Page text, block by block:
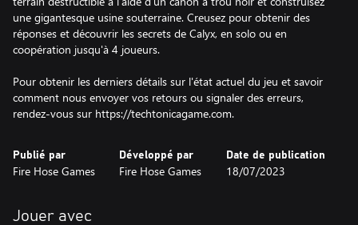
une gigantesque usine souterraine. Creusez pour obtenir des
réponses et découvrir les secrets de Calyx, en solo ou en
coopération jusqu'à 4 joueurs.
Pour obtenir les derniers détails sur l'état actuel du jeu et savoir
comment nous envoyer vos retours ou signaler des erreurs,
rendez-vous sur https://techtonicagame.com.
Publié par
Fire Hose Games
Développé par
Fire Hose Games
Date de publication
18/07/2023
Jouer avec